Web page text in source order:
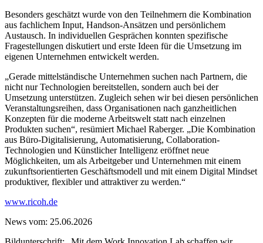
Besonders geschätzt wurde von den Teilnehmern die Kombination
aus fachlichem Input, Handson-Ansätzen und persönlichem
Austausch. In individuellen Gesprächen konnten spezifische
Fragestellungen diskutiert und erste Ideen für die Umsetzung im
eigenen Unternehmen entwickelt werden.
„Gerade mittelständische Unternehmen suchen nach Partnern, die
nicht nur Technologien bereitstellen, sondern auch bei der
Umsetzung unterstützen. Zugleich sehen wir bei diesen persönlichen
Veranstaltungsreihen, dass Organisationen nach ganzheitlichen
Konzepten für die moderne Arbeitswelt statt nach einzelnen
Produkten suchen“, resümiert Michael Raberger. „Die Kombination
aus Büro-Digitalisierung, Automatisierung, Collaboration-
Technologien und Künstlicher Intelligenz eröffnet neue
Möglichkeiten, um als Arbeitgeber und Unternehmen mit einem
zukunftsorientierten Geschäftsmodell und mit einem Digital Mindset
produktiver, flexibler und attraktiver zu werden.“
www.ricoh.de
News vom: 25.06.2026